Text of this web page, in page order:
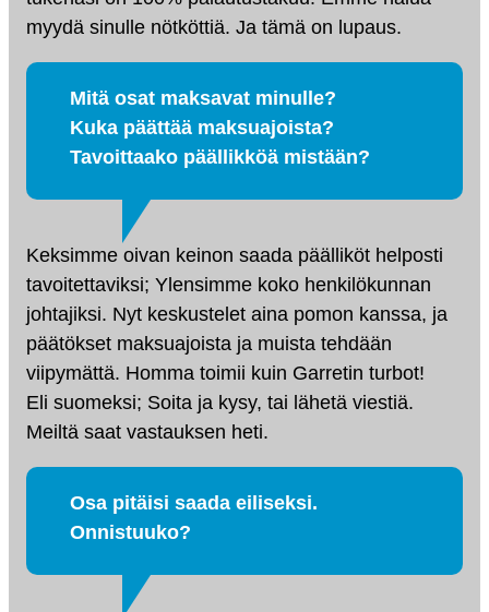
myydä sinulle nötköttiä. Ja tämä on lupaus.
Mitä osat maksavat minulle?
Kuka päättää maksuajoista?
Tavoittaako päällikköä mistään?
Keksimme oivan keinon saada päälliköt helposti
tavoitettaviksi; Ylensimme koko henkilökunnan
johtajiksi. Nyt keskustelet aina pomon kanssa, ja
päätökset maksuajoista ja muista tehdään
viipymättä. Homma toimii kuin Garretin turbot!
Eli suomeksi; Soita ja kysy, tai lähetä viestiä.
Meiltä saat vastauksen heti.
Osa pitäisi saada eiliseksi.
Onnistuuko?